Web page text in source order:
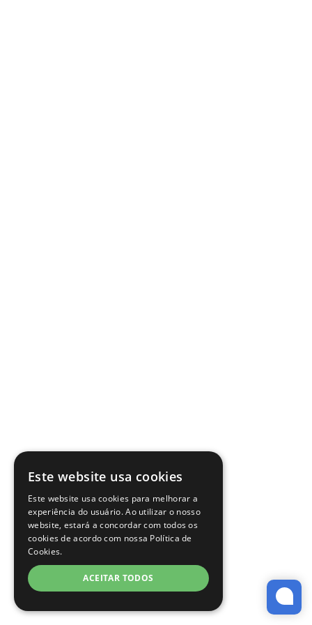
Este website usa cookies
Este website usa cookies para melhorar a
experiência do usuário. Ao utilizar o nosso
website, estará a concordar com todos os
cookies de acordo com nossa Política de
Cookies.
ACEITAR TODOS